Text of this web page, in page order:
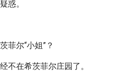
惑。
菲尔“小姐”？
不在希茨菲尔庄园了。